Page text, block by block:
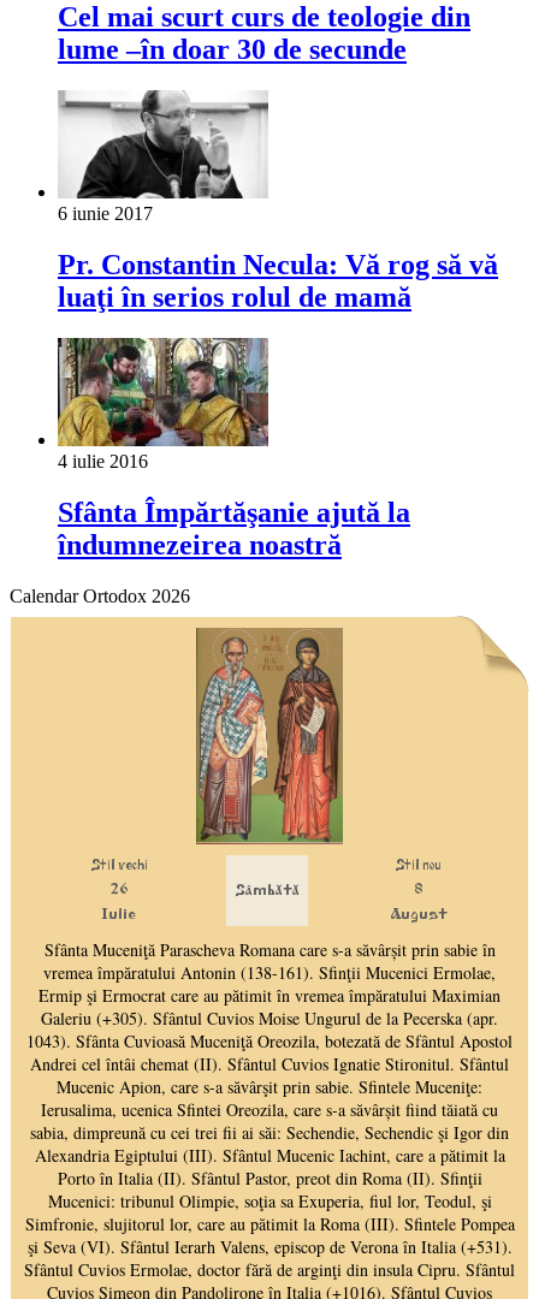
Cel mai scurt curs de teologie din
lume –în doar 30 de secunde
6 iunie 2017
Pr. Constantin Necula: Vă rog să vă
luaţi în serios rolul de mamă
4 iulie 2016
Sfânta Împărtăşanie ajută la
îndumnezeirea noastră
Calendar Ortodox 2026